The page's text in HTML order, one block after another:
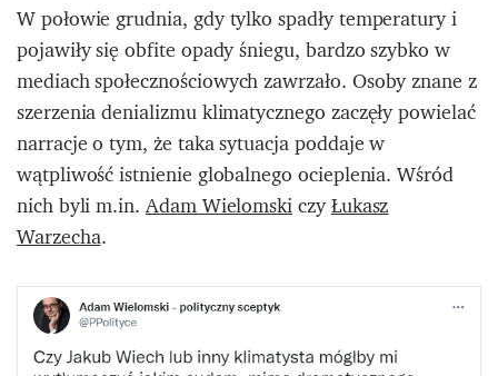
W połowie grudnia, gdy tylko spadły temperatury i
pojawiły się obfite opady śniegu, bardzo szybko w
mediach społecznościowych zawrzało. Osoby znane z
szerzenia denializmu klimatycznego zaczęły powielać
narracje o tym, że taka sytuacja poddaje w
wątpliwość istnienie globalnego ocieplenia. Wśród
nich byli m.in.Adam WielomskiczyŁukasz
Warzecha.